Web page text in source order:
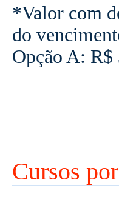
*Valor com
do
Opção A:
Cursos